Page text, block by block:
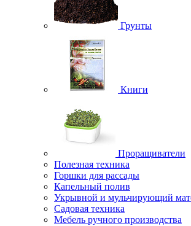
Грунты
Книги
Проращиватели
Полезная техника
Горшки для рассады
Капельный полив
Укрывной и мульчирующий
Садовая техника
Мебель ручного производства